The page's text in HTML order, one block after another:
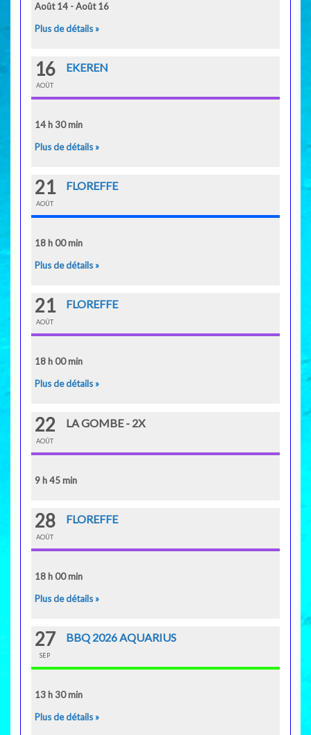
Août 14 - Août 16
Plus de détails »
16
AOÛT
EKEREN
14 h 30 min
Plus de détails »
21
AOÛT
FLOREFFE
18 h 00 min
Plus de détails »
21
AOÛT
FLOREFFE
18 h 00 min
Plus de détails »
22
AOÛT
LA GOMBE - 2X
9 h 45 min
28
AOÛT
FLOREFFE
18 h 00 min
Plus de détails »
27
SEP
BBQ 2026 AQUARIUS
13 h 30 min
Plus de détails »